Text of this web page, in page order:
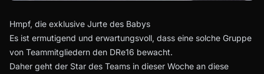
Hmpf, die exklusive Jurte des Babys
Es ist ermutigend und erwartungsvoll, dass eine solche Gruppe
von Teammitgliedern den DRe16 bewacht.
Daher geht der Star des Teams in dieser Woche an diese